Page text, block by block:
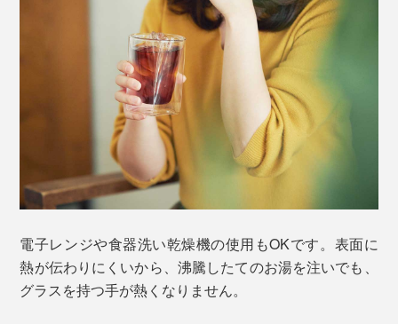
電子レンジや食器洗い乾燥機の使用もOKです。表面に
熱が伝わりにくいから、沸騰したてのお湯を注いでも、
グラスを持つ手が熱くなりません。